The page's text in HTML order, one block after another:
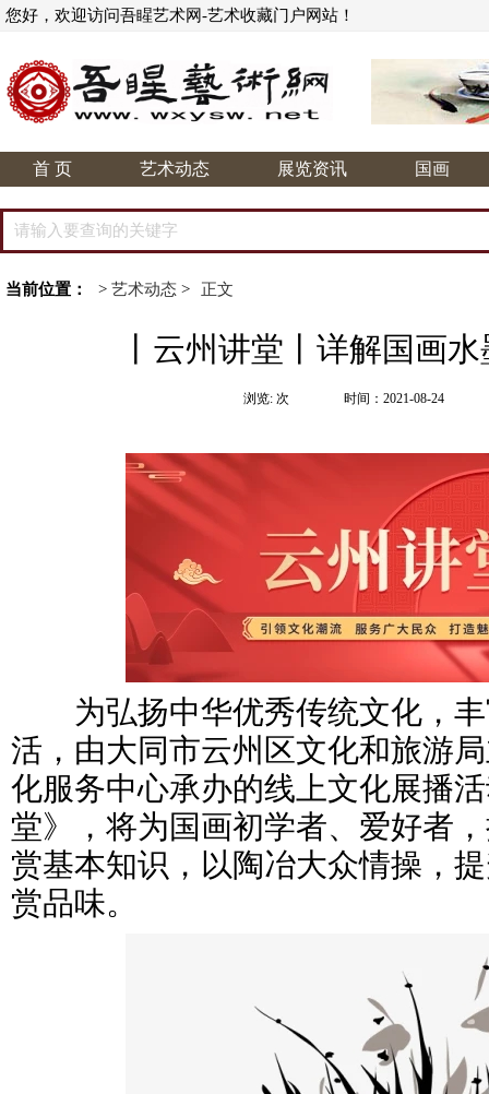
您好，欢迎访问吾睲艺术网-艺术收藏门户网站！
首 页 艺术动态 展览资讯 国画
当前位置： > 艺术动态 > 正文
丨云州讲堂丨详解国画
时间：2021-08-24
浏览: 次
为弘扬中华优秀传统文化，丰
活，由大同市云州区文化和旅游
化服务中心承办的线上文化展播
堂》，将为国画初学者、爱好者
赏基本知识，以陶冶大众情操，
赏品味。